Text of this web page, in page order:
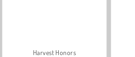
Harvest Honors